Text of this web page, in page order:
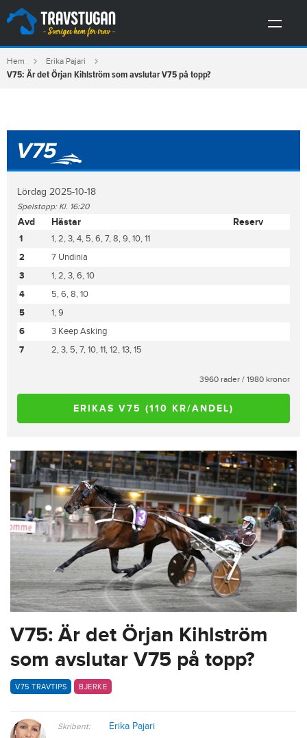
Hem Erika Pajari
V75: Är det Örjan Kihlström som avslutar V75 på topp?
V75
Lördag 2025-10-18
Spelstopp: Kl. 16:20
Avd Hästar Reserv
1
1, 2, 3, 4, 5, 6, 7, 8, 9, 10, 11
2
7 Undinia
3
1, 2, 3, 6, 10
4
5, 6, 8, 10
5
1, 9
6
3 Keep Asking
7
2, 3, 5, 7, 10, 11, 12, 13, 15
3960 rader / 1980 kronor
ERIKAS V75 (110 KR/ANDEL)
V75: Är det Örjan Kihlström
som avslutar V75 på topp?
V75 TRAVTIPS BJERKE
Skribent: Erika Pajari